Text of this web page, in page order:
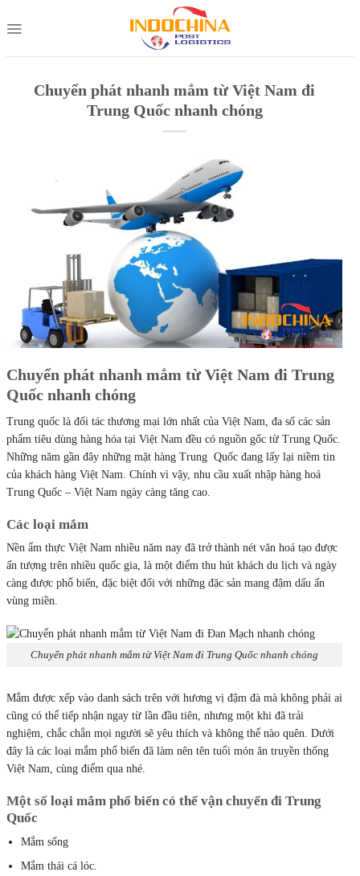
to
Chuyển phát nhanh mắm từ Việt Nam đi
Trung Quốc nhanh chóng
Chuyển phát nhanh mắm từ Việt Nam đi Trung
Quốc nhanh chóng
Trung quốc là đối tác thương mại lớn nhất của Việt Nam, đa số các sản
phẩm tiêu dùng hàng hóa tại Việt Nam đều có nguồn gốc từ Trung Quốc.
Những năm gần đây những mặt hàng Trung Quốc đang lấy lại niềm tin
của khách hàng Việt Nam. Chính vì vậy, nhu cầu xuất nhập hàng hoá
Trung Quốc – Việt Nam ngày càng tăng cao.
Các loại mắm
Nền ẩm thực Việt Nam nhiều năm nay đã trở thành nét văn hoá tạo được
ấn tượng trên nhiều quốc gia, là một điểm thu hút khách du lịch và ngày
càng được phổ biến, đặc biệt đối với những đặc sản mang đậm dấu ấn
vùng miền.
Chuyển phát nhanh mắm từ Việt Nam đi Trung Quốc nhanh chóng
Mắm được xếp vào danh sách trên với hương vị đậm đà mà không phải ai
cũng có thể tiếp nhận ngay từ lần đầu tiên, nhưng một khi đã trải
nghiệm, chắc chắn mọi người sẽ yêu thích và không thể nào quên. Dưới
đây là các loại mắm phổ biến đã làm nên tên tuổi món ăn truyền thống
Việt Nam, cùng điểm qua nhé.
Một số loại mắm phổ biến có thể vận chuyển đi Trung
Quốc
Mắm sống
Mắm thái cá lóc.